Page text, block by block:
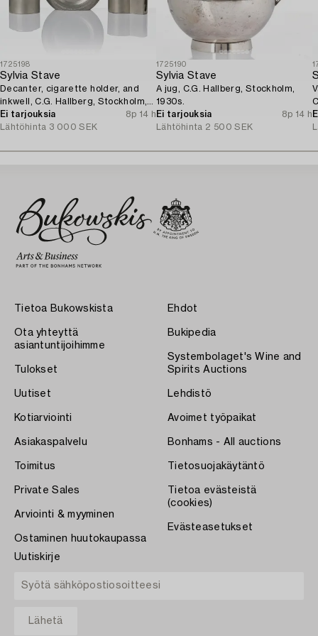
1725198
Sylvia Stave
Decanter, cigarette holder, and
inkwell, C.G. Hallberg, Stockholm,
1930s.
Ei tarjouksia
8p 14 h
Lähtöhinta 3 000 SEK
1725190
Sylvia Stave
A jug, C.G. Hallberg, Stockholm,
1930s.
Ei tarjouksia
8p 14 h
Lähtöhinta 2 500 SEK
Tietoa Bukowskista
Ota yhteyttä
asiantuntijoihimme
Tulokset
Uutiset
Kotiarviointi
Asiakaspalvelu
Toimitus
Private Sales
Arviointi & myyminen
Ostaminen huutokaupassa
Ehdot
Bukipedia
Systembolaget's Wine and
Spirits Auctions
Lehdistö
Avoimet työpaikat
Bonhams - All auctions
Tietosuojakäytäntö
Tietoa evästeistä
(cookies)
Evästeasetukset
Uutiskirje